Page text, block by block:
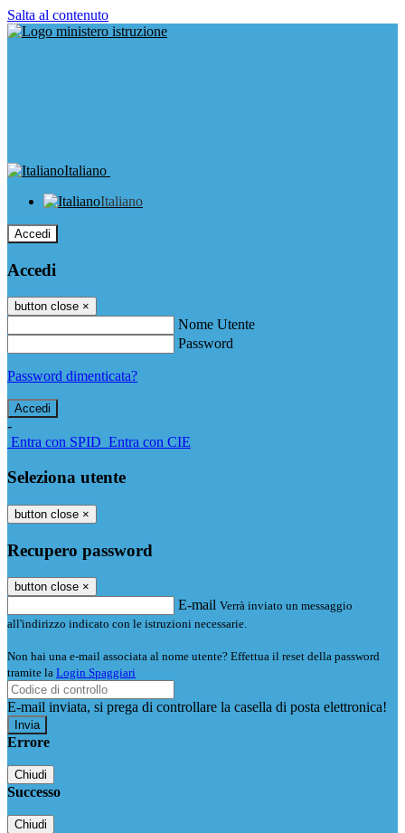
Salta al contenuto
Italiano
Italiano
Accedi
Accedi
button close ×
Nome Utente
Password
Password dimenticata?
-
Entra con SPID Entra con CIE
Seleziona utente
button close ×
Recupero password
button close ×
E-mail Verrà inviato un messaggio
all'indirizzo indicato con le istruzioni necessarie.
Non hai una e-mail associata al nome utente? Effettua il reset della password
tramite la Login Spaggiari
E-mail inviata, si prega di controllare la casella di posta elettronica!
Errore
Chiudi
Successo
Chiudi